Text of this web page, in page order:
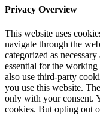
Privacy Overview
This website uses
navigate through the
categorized as
essential for the
also use third-party
you use this website.
only with your consent.
cookies. But opting out